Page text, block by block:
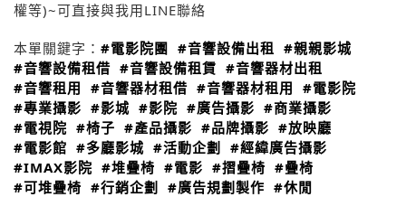
權等)~可直接與我用LINE聯絡
本單關鍵字： #電影院團 #音響設備出租 #親親影城
#音響設備租借 #音響設備租賃 #音響器材出租
#音響租用 #音響器材租借 #音響器材租用 #電影院
#專業攝影 #影城 #影院 #廣告攝影 #商業攝影
#電視院 #椅子 #產品攝影 #品牌攝影 #放映廳
#電影館 #多廳影城 #活動企劃
#經緯廣告攝影
#IMAX影院 #堆疊椅 #電影 #摺疊椅 #疊椅
#可堆疊椅 #行銷企劃 #廣告規劃製作 #休閒